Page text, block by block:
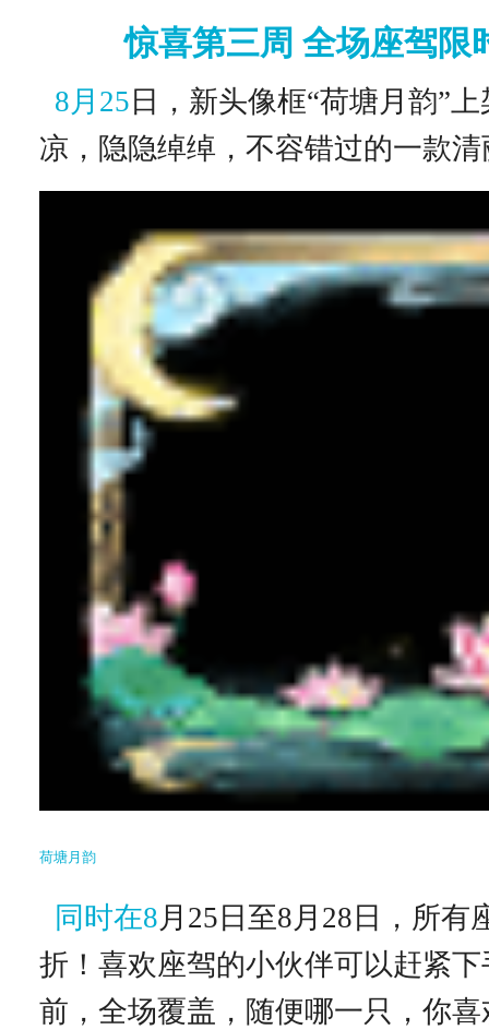
惊喜第三周 全场座驾限
8月25 日，新头像框“荷塘月韵”
凉，隐隐绰绰，不容错过的一款
荷塘月韵
同时在8 月25日至8月28日，所有
折！喜欢座驾的小伙伴可以赶紧
前，全场覆盖，随便哪一只，你